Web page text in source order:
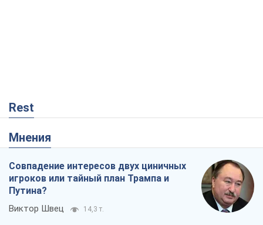
Rest
Мнения
Совпадение интересов двух циничных
игроков или тайный план Трампа и
Путина?
Виктор Швец 14,3 т.